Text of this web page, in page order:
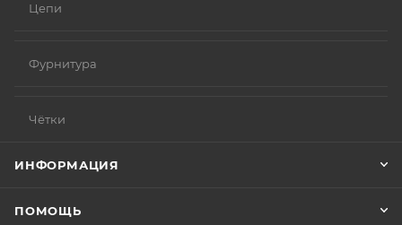
Цепи
Фурнитура
Чётки
ИНФОРМАЦИЯ
ПОМОЩЬ